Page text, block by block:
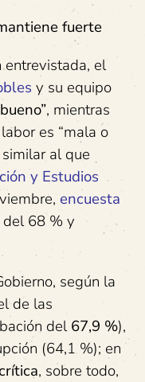
fuerte
el
y su equipo
, mientras
es “mala o
al que
y Estudios
encuesta
del 68 % y
según la
de las
del67,9 %),
(64,1 %); en
, sobre todo,